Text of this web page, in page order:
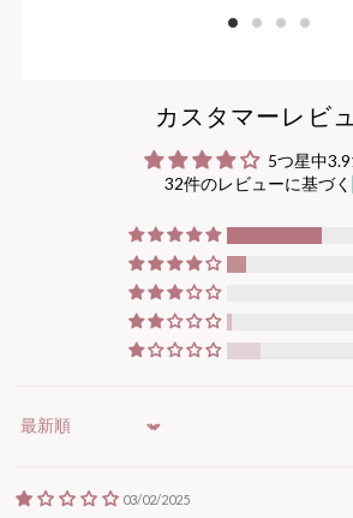
1 2 3 4
カスタマーレビ
5つ星中
32件のレビューに基づく
Sort by
03/02/2025